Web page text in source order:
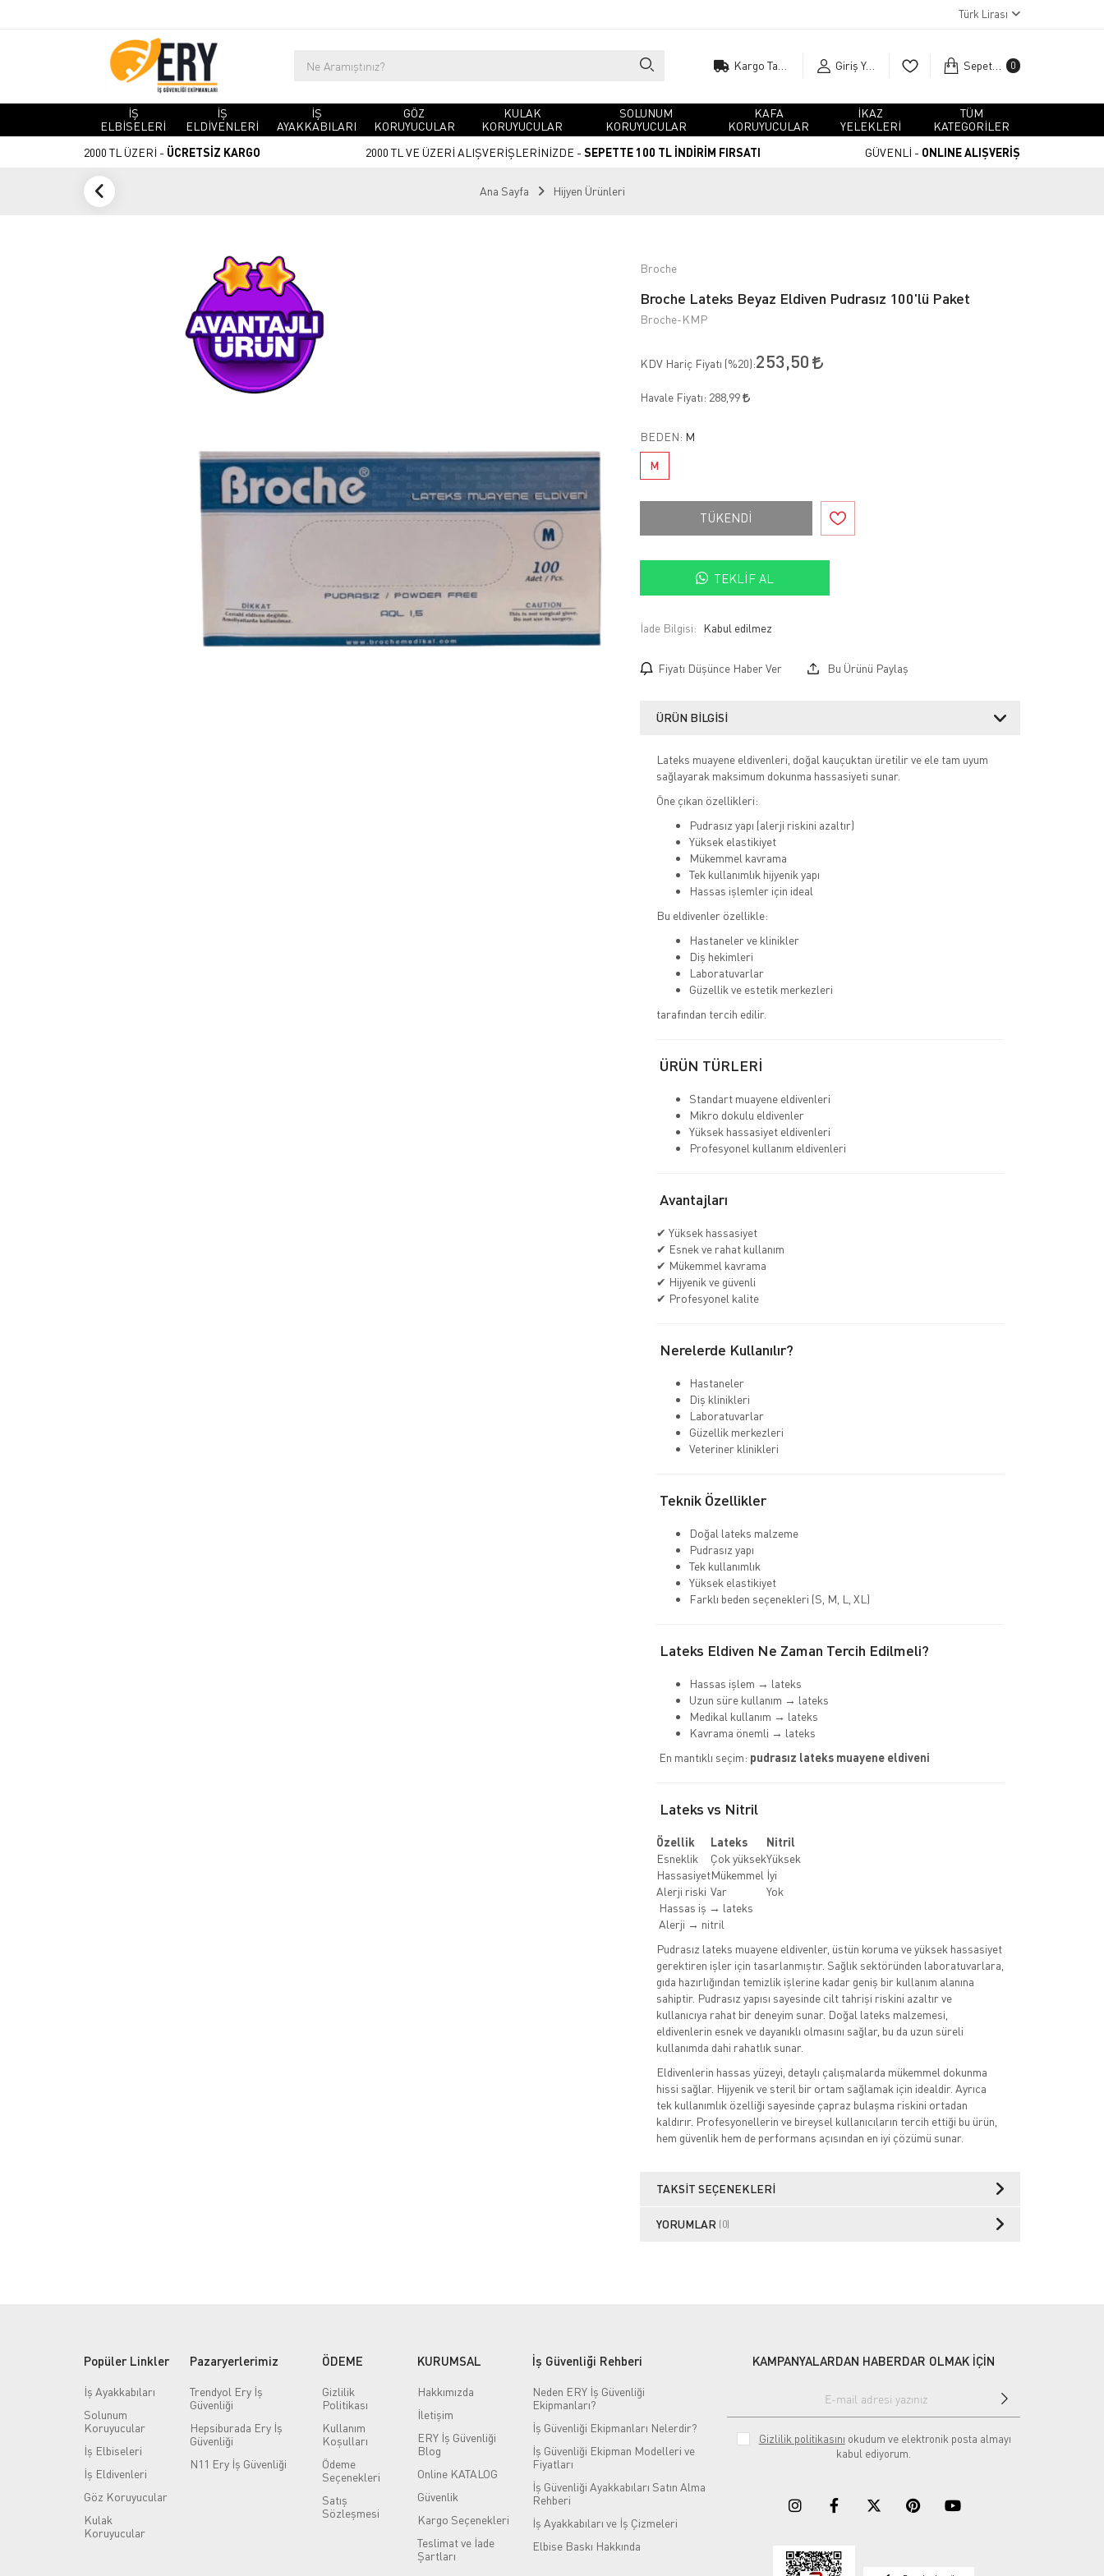
Türk Lirası
Giriş Yap Sepetim 0
İŞ
ELBİSELERİ
İŞ
ELDİVENLERİ
İŞ
AYAKKABILARI
GÖZ
KORUYUCULAR
KULAK
KORUYUCULAR
SOLUNUM
KORUYUCULAR
KAFA
KORUYUCULAR
İKAZ
YELEKLERİ
TÜM
KATEGORİLER
2000 TL ÜZERİ - ÜCRETSİZ KARGO 2000 TL VE ÜZERİ ALIŞVERİŞLERİNİZDE - SEPETTE 100 TL İNDİRİM FIRSATI GÜVENLİ - ONLINE ALIŞVERİŞ
Ana Sayfa Hijyen Ürünleri
Broche
Broche Lateks Beyaz Eldiven Pudrasız 100'lü Paket
Broche-KMP
KDV Hariç Fiyatı (%20):253,50
Havale Fiyatı: 288,99
BEDEN: M
M
TÜKENDİ
TEKLIF AL
İade Bilgisi:
Fiyatı Düşünce Haber Ver Bu Ürünü Paylaş
ÜRÜN BILGISI
Lateks muayene eldivenleri, doğal kauçuktan üretilir ve ele tam uyum
sağlayarak maksimum dokunma hassasiyeti sunar.
Öne çıkan özellikleri:
Pudrasız yapı (alerji riskini azaltır)
Yüksek elastikiyet
Mükemmel kavrama
Tek kullanımlık hijyenik yapı
Hassas işlemler için ideal
Bu eldivenler özellikle:
Hastaneler ve klinikler
Diş hekimleri
Laboratuvarlar
Güzellik ve estetik merkezleri
tarafından tercih edilir.
ÜRÜN TÜRLERİ
Standart muayene eldivenleri
Mikro dokulu eldivenler
Yüksek hassasiyet eldivenleri
Profesyonel kullanım eldivenleri
Avantajları
✔ Yüksek hassasiyet
✔ Esnek ve rahat kullanım
✔ Mükemmel kavrama
✔ Hijyenik ve güvenli
✔ Profesyonel kalite
Nerelerde Kullanılır?
Hastaneler
Diş klinikleri
Laboratuvarlar
Güzellik merkezleri
Veteriner klinikleri
Teknik Özellikler
Doğal lateks malzeme
Pudrasız yapı
Tek kullanımlık
Yüksek elastikiyet
Farklı beden seçenekleri (S, M, L, XL)
Lateks Eldiven Ne Zaman Tercih Edilmeli?
Hassas işlem → lateks
Uzun süre kullanım → lateks
Medikal kullanım → lateks
Kavrama önemli → lateks
En mantıklı seçim: pudrasız lateks muayene eldiveni
Lateks vs Nitril
Özellik Lateks
Nitril
Esneklik
Çok yüksekYüksek
HassasiyetMükemmel İyi
Alerji riski Var
Yok
Hassas iş → lateks
Alerji → nitril
Pudrasız lateks muayene eldivenler, üstün koruma ve yüksek hassasiyet
gerektiren işler için tasarlanmıştır. Sağlık sektöründen laboratuvarlara,
gıda hazırlığından temizlik işlerine kadar geniş bir kullanım alanına
sahiptir. Pudrasız yapısı sayesinde cilt tahrişi riskini azaltır ve
kullanıcıya rahat bir deneyim sunar. Doğal lateks malzemesi,
eldivenlerin esnek ve dayanıklı olmasını sağlar, bu da uzun süreli
kullanımda dahi rahatlık sunar.
Eldivenlerin hassas yüzeyi, detaylı çalışmalarda mükemmel dokunma
hissi sağlar. Hijyenik ve steril bir ortam sağlamak için idealdir. Ayrıca
tek kullanımlık özelliği sayesinde çapraz bulaşma riskini ortadan
kaldırır. Profesyonellerin ve bireysel kullanıcıların tercih ettiği bu ürün,
hem güvenlik hem de performans açısından en iyi çözümü sunar.
TAKSIT SEÇENEKLERI
YORUMLAR (0)
Popüler Linkler
İş Ayakkabıları
Solunum
Koruyucular
İş Elbiseleri
İş Eldivenleri
Göz Koruyucular
Kulak
Koruyucular
Pazaryerlerimiz
Trendyol Ery İş
Güvenliği
Hepsiburada Ery İş
Güvenliği
N11 Ery İş Güvenliği
ÖDEME
Gizlilik
Politikası
Kullanım
Koşulları
Ödeme
Seçenekleri
Satış
Sözleşmesi
KURUMSAL
Hakkımızda
İletişim
ERY İş Güvenliği
Blog
Online KATALOG
Güvenlik
Kargo Seçenekleri
Teslimat ve İade
Şartları
İş Güvenliği Rehberi
Neden ERY İş Güvenliği
Ekipmanları?
İş Güvenliği Ekipmanları Nelerdir?
İş Güvenliği Ekipman Modelleri ve
Fiyatları
İş Güvenliği Ayakkabıları Satın Alma
Rehberi
İş Ayakkabıları ve İş Çizmeleri
Elbise Baskı Hakkında
KAMPANYALARDAN HABERDAR OLMAK İÇİN
Gizlilik politikasını okudum ve elektronik posta almayı
kabul ediyorum.